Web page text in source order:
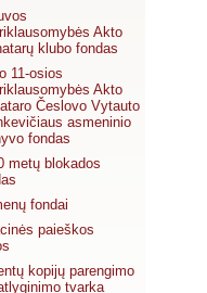
Akto
klubo fondas
11-osios
Akto
Česlovo Vytauto
asmeninio
fondas
metų blokados
fondai
paieškos
kopijų parengimo
tvarka